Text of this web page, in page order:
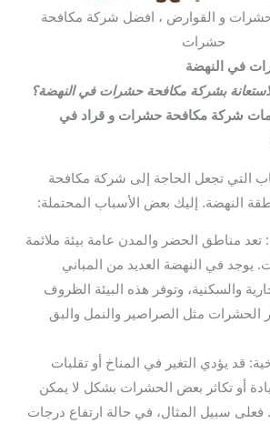
و القوارض ، افضل شركة مكافحة
حشرات
في النهضة
الاستعانة بشركة مكافحة حشرات في النهضة؟
شركة مكافحة حشرات و قراد في
التي تجعل الحاجة إلى شركة مكافحة
النهضة. إليك بعض الأسباب المحتملة:
تعد مناطق الحضر والمدن عامة بيئة ملائمة
يوجد في النهضة العديد من المباني
والسكنية، وتوفر هذه البيئة الظروف
الحشرات مثل الصراصير والنمل والبق
قد يؤدي التغير في المناخ أو تقلبات
أو تكاثر بعض الحشرات بشكل لا يمكن
فعلى سبيل المثال، في حالة ارتفاع درجات